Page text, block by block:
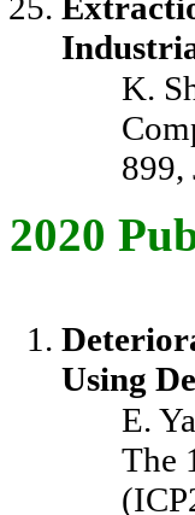
K.
899,
2020
Using
E.
The